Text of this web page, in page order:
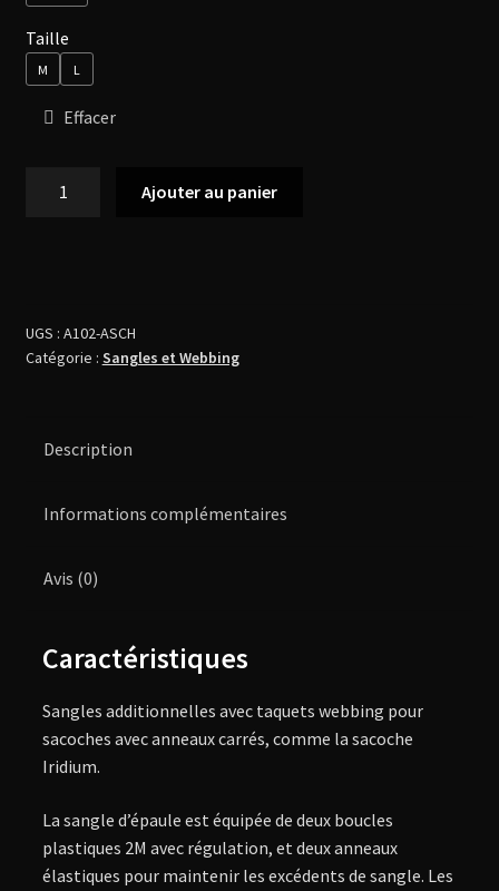
Taille
M L
Effacer
Ajouter au panier
UGS : A102-ASCH
Catégorie : Sangles et Webbing
Description
Informations complémentaires
Avis (0)
Caractéristiques
Sangles additionnelles avec taquets webbing pour
sacoches avec anneaux carrés, comme la sacoche
Iridium.
La sangle d’épaule est équipée de deux boucles
plastiques 2M avec régulation, et deux anneaux
élastiques pour maintenir les excédents de sangle. Les